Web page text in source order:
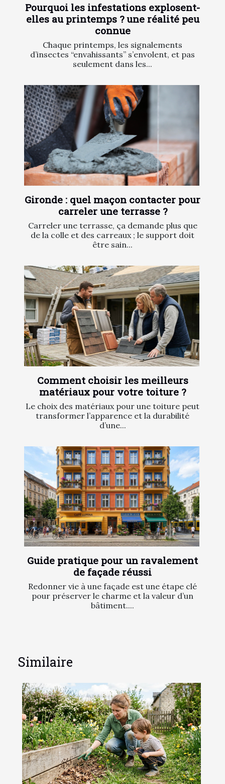
Pourquoi les infestations explosent-
elles au printemps ? une réalité peu
connue
Chaque printemps, les signalements
d’insectes “envahissants” s’envolent, et pas
seulement dans les...
Gironde : quel maçon contacter pour
carreler une terrasse ?
Carreler une terrasse, ça demande plus que
de la colle et des carreaux ; le support doit
être sain...
Comment choisir les meilleurs
matériaux pour votre toiture ?
Le choix des matériaux pour une toiture peut
transformer l’apparence et la durabilité
d’une...
Guide pratique pour un ravalement
de façade réussi
Redonner vie à une façade est une étape clé
pour préserver le charme et la valeur d’un
bâtiment....
Similaire